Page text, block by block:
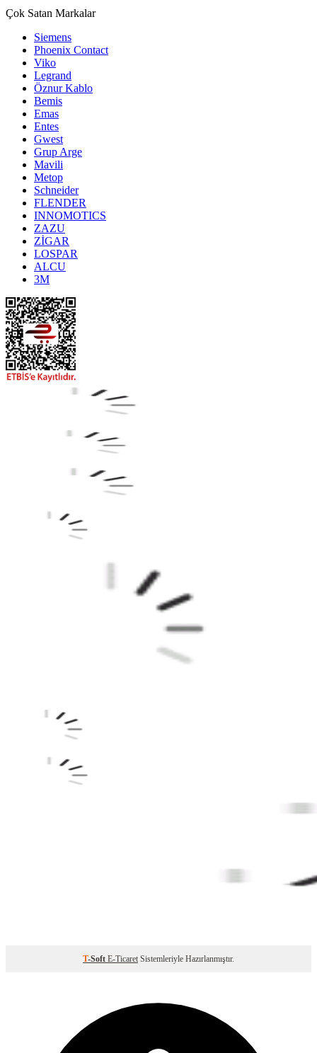
Çok Satan Markalar
Siemens
Phoenix Contact
Viko
Legrand
Öznur Kablo
Bemis
Emas
Entes
Gwest
Grup Arge
Mavili
Metop
Schneider
FLENDER
INNOMOTICS
ZAZU
ZİGAR
LOSPAR
ALCU
3M
T-Soft E-Ticaret Sistemleriyle Hazırlanmıştır.